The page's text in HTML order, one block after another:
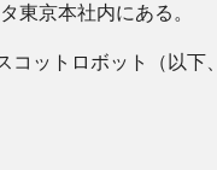
東京本社内にある。
ットロボット（以下、